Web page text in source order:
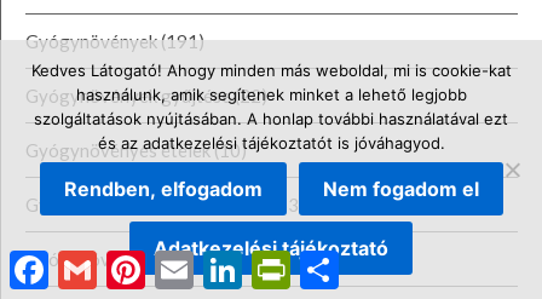
Gyógynövények(191)
Gyógynövények gyűjtése(22)
Gyógynövényes ételek(10)
Gyógynövényes készítmények (53)
Gyógynövényes testápolás(11)
Facebook
Gmail Pinterest
Email LinkedInPrintFriendly
Ossza
meg
Kedves Látogató! Ahogy minden más weboldal, mi is cookie-kat
használunk, amik segítenek minket a lehető legjobb
szolgáltatások nyújtásában. A honlap további használatával ezt
és az adatkezelési tájékoztatót is jóváhagyod.
Rendben, elfogadom Nem fogadom el
Adatkezelési tájékoztató